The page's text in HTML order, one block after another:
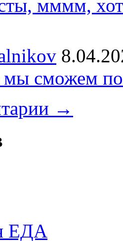
мммм,
мы сможем
→
ЕДА